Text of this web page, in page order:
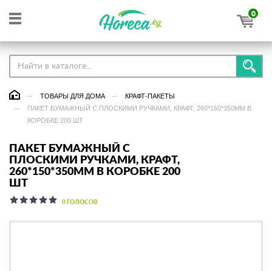
0
ТОВАРЫ ДЛЯ ДОМА
КРАФТ-ПАКЕТЫ
ПАКЕТ БУМАЖНЫЙ С ПЛОСКИМИ РУЧКАМИ, КРАФТ, 260*150*350ММ В
КОРОБКЕ 200 ШТ
ПАКЕТ БУМАЖНЫЙ С
ПЛОСКИМИ РУЧКАМИ, КРАФТ,
260*150*350ММ В КОРОБКЕ 200
ШТ
0 ГОЛОСОВ